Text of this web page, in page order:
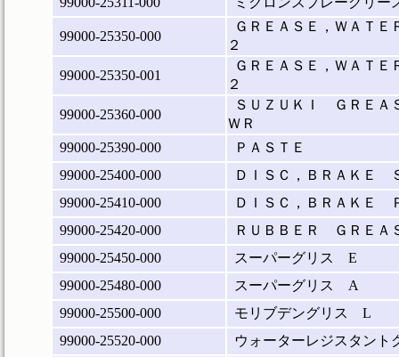
99000-25350-000
ＧＲＥＡＳＥ，ＷＡＴ
２
99000-25350-001
ＧＲＥＡＳＥ，ＷＡＴ
２
99000-25360-000
ＳＵＺＵＫＩ ＧＲＥ
ＷＲ
99000-25390-000
ＰＡＳＴＥ
99000-25400-000
ＤＩＳＣ，ＢＲＡＫＥ
99000-25410-000
ＤＩＳＣ，ＢＲＡＫＥ
99000-25420-000
ＲＵＢＢＥＲ ＧＲＥＡ
99000-25450-000
スーパーグリス E
99000-25480-000
スーパーグリス A
99000-25500-000
モリブデングリス L
99000-25520-000
ウォーターレジスタン